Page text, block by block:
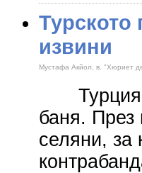
Турското
извини
Мустафа Акйол, в. "Хюриет
Турция
баня. През
селяни,